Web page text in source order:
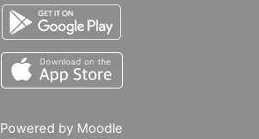
Powered by Moodle